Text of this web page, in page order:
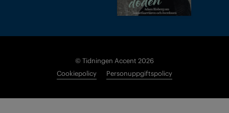
© Tidningen Accent 2026
Cookiepolicy
Personuppgiftspolicy